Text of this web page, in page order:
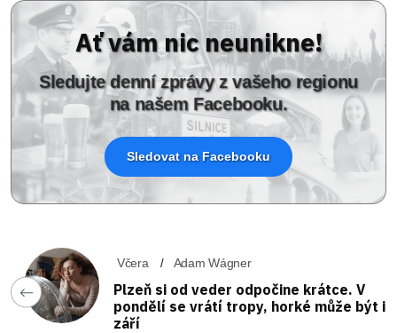
Ať vám nic neunikne!
Sledujte denní zprávy z vašeho regionu
na našem Facebooku.
Sledovat na Facebooku
Včera Adam Wágner
Plzeň si od veder odpočine krátce. V
pondělí se vrátí tropy, horké může být i
září